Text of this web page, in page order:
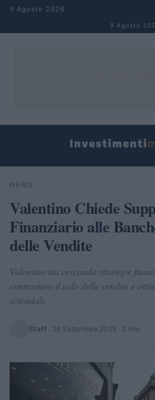
Salta al contenuto
9 Agosto 2026
9 Agosto
Cerca
NEWS
Valentino Chiede
Finanziario alle
delle Vendite
Valentino sta cercando strategie
contrastare il calo delle vendite e
aziendali.
Staff · 26 Settembre 2025 · 2 min